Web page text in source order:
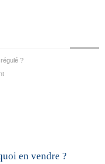
?
en vendre ?